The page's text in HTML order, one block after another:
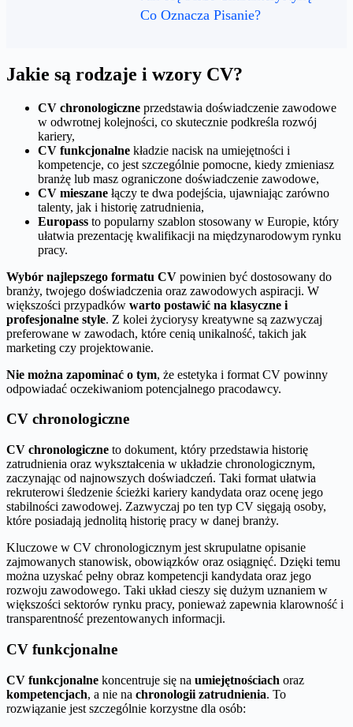
Co Oznacza Pisanie?
Jakie są rodzaje i wzory CV?
CV chronologiczne przedstawia doświadczenie zawodowe
w odwrotnej kolejności, co skutecznie podkreśla rozwój
kariery,
CV funkcjonalne kładzie nacisk na umiejętności i
kompetencje, co jest szczególnie pomocne, kiedy zmieniasz
branżę lub masz ograniczone doświadczenie zawodowe,
CV mieszane łączy te dwa podejścia, ujawniając zarówno
talenty, jak i historię zatrudnienia,
Europass to popularny szablon stosowany w Europie, który
ułatwia prezentację kwalifikacji na międzynarodowym rynku
pracy.
Wybór najlepszego formatu CV powinien być dostosowany do
branży, twojego doświadczenia oraz zawodowych aspiracji. W
większości przypadków warto postawić na klasyczne i
profesjonalne style. Z kolei życiorysy kreatywne są zazwyczaj
preferowane w zawodach, które cenią unikalność, takich jak
marketing czy projektowanie.
Nie można zapominać o tym, że estetyka i format CV powinny
odpowiadać oczekiwaniom potencjalnego pracodawcy.
CV chronologiczne
CV chronologiczne to dokument, który przedstawia historię
zatrudnienia oraz wykształcenia w układzie chronologicznym,
zaczynając od najnowszych doświadczeń. Taki format ułatwia
rekruterowi śledzenie ścieżki kariery kandydata oraz ocenę jego
stabilności zawodowej. Zazwyczaj po ten typ CV sięgają osoby,
które posiadają jednolitą historię pracy w danej branży.
Kluczowe w CV chronologicznym jest skrupulatne opisanie
zajmowanych stanowisk, obowiązków oraz osiągnięć. Dzięki temu
można uzyskać pełny obraz kompetencji kandydata oraz jego
rozwoju zawodowego. Taki układ cieszy się dużym uznaniem w
większości sektorów rynku pracy, ponieważ zapewnia klarowność i
transparentność prezentowanych informacji.
CV funkcjonalne
CV funkcjonalne koncentruje się na umiejętnościach oraz
kompetencjach, a nie na chronologii zatrudnienia. To
rozwiązanie jest szczególnie korzystne dla osób: